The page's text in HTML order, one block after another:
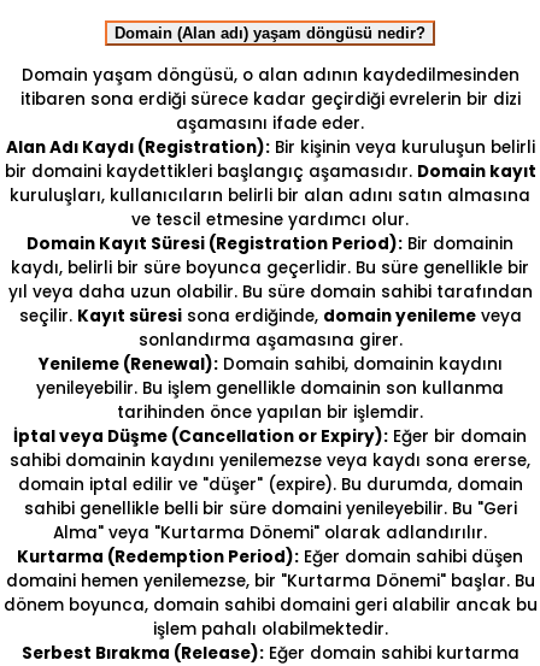
Domain (Alan adı) yaşam döngüsü nedir?
Domain yaşam döngüsü, o alan adının kaydedilmesinden
itibaren sona erdiği sürece kadar geçirdiği evrelerin bir dizi
aşamasını ifade eder.
Alan Adı Kaydı (Registration):Bir kişinin veya kuruluşun belirli
bir domaini kaydettikleri başlangıç aşamasıdır. Domain kayıt
kuruluşları, kullanıcıların belirli bir alan adını satın almasına
ve tescil etmesine yardımcı olur.
Domain Kayıt Süresi (Registration Period): Bir domainin
kaydı, belirli bir süre boyunca geçerlidir. Bu süre genellikle bir
yıl veya daha uzun olabilir. Bu süre domain sahibi tarafından
seçilir. Kayıt süresisona erdiğinde, domain yenilemeveya
sonlandırma aşamasına girer.
Yenileme (Renewal):Domain sahibi, domainin kaydını
yenileyebilir. Bu işlem genellikle domainin son kullanma
tarihinden önce yapılan bir işlemdir.
İptal veya Düşme (Cancellation or Expiry): Eğer bir domain
sahibi domainin kaydını yenilemezse veya kaydı sona ererse,
domain iptal edilir ve "düşer" (expire). Bu durumda, domain
sahibi genellikle belli bir süre domaini yenileyebilir. Bu "Geri
Alma" veya "Kurtarma Dönemi" olarak adlandırılır.
Kurtarma (Redemption Period): Eğer domain sahibi düşen
domaini hemen yenilemezse, bir "Kurtarma Dönemi" başlar. Bu
dönem boyunca, domain sahibi domaini geri alabilir ancak bu
işlem pahalı olabilmektedir.
Serbest Bırakma (Release):Eğer domain sahibi kurtarma